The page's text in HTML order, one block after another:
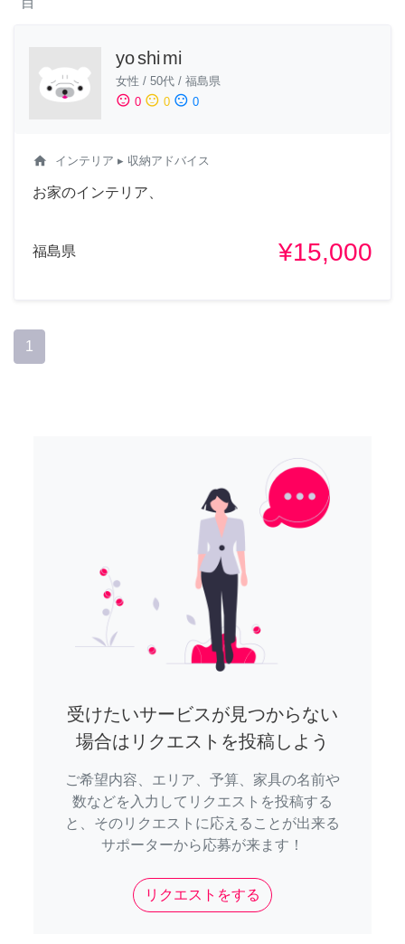
yo shi mi
女性 / 50代 / 福島県
sentiment_satisfied 0 sentiment_neutral 0 sentiment_dissatisfied 0
home インテリア ▸ 収納アドバイス
お家のインテリア、
福島県 ¥15,000
1
受けたいサービスが見つからない
場合はリクエストを投稿しよう
ご希望内容、エリア、予算、家具の名前や
数などを入力してリクエストを投稿する
と、そのリクエストに応えることが出来る
サポーターから応募が来ます！
リクエストをする